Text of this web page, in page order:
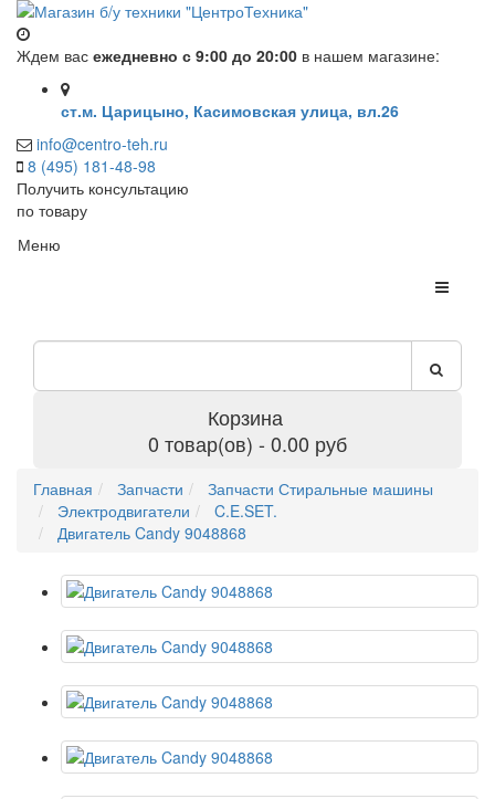
Ждем вас ежедневно с 9:00 до 20:00 в нашем магазине:
ст.м. Царицыно, Касимовская улица, вл.26
info@centro-teh.ru
8 (495) 181-48-98
Получить консультацию
по товару
Меню
Корзина
0 товар(ов) - 0.00 руб
Главная Запчасти
Запчасти Стиральные машины
Электродвигатели
C.E.SET.
Двигатель Candy 9048868